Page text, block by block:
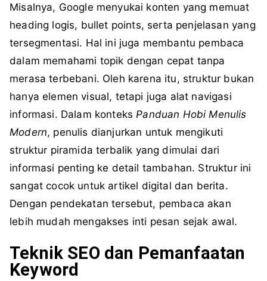
Misalnya, Google menyukai konten yang memuat
heading logis, bullet points, serta penjelasan yang
tersegmentasi. Hal ini juga membantu pembaca
dalam memahami topik dengan cepat tanpa
merasa terbebani. Oleh karena itu, struktur bukan
hanya elemen visual, tetapi juga alat navigasi
informasi. Dalam konteks Panduan Hobi Menulis
Modern, penulis dianjurkan untuk mengikuti
struktur piramida terbalik yang dimulai dari
informasi penting ke detail tambahan. Struktur ini
sangat cocok untuk artikel digital dan berita.
Dengan pendekatan tersebut, pembaca akan
lebih mudah mengakses inti pesan sejak awal.
Teknik SEO dan Pemanfaatan
Keyword